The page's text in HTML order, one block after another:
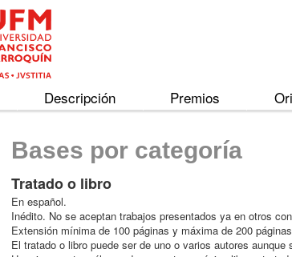
Descripción Premios
Bases por categoría
Tratado o libro
En español.
Inédito. No se aceptan trabajos presentados ya en otros
Extensión mínima de 100 páginas y máxima de 200
El tratado o libro puede ser de uno o varios autores